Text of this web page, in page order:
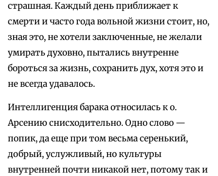
страшная. Каждый день приближает к
смерти и часто года вольной жизни стоит, но,
зная это, не хотели заключенные, не желали
умирать духовно, пытались внутренне
бороться за жизнь, сохранить дух, хотя это и
не всегда удавалось.
Интеллигенция барака относилась к о.
Арсению снисходительно. Одно слово —
попик, да еще при том весьма серенький,
добрый, услужливый, но культуры
внутренней почти никакой нет, потому так и